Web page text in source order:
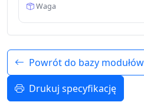
Waga
Powrót do bazy modułów
Drukuj specyfikację